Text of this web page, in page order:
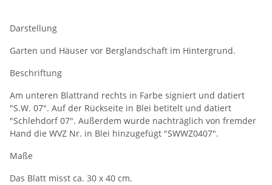
Darstellung
Garten und Häuser vor Berglandschaft im Hintergrund.
Beschriftung
Am unteren Blattrand rechts in Farbe signiert und datiert
"S.W. 07". Auf der Rückseite in Blei betitelt und datiert
"Schlehdorf 07". Außerdem wurde nachträglich von fremder
Hand die WVZ Nr. in Blei hinzugefügt "SWWZ0407".
Maße
Das Blatt misst ca. 30 x 40 cm.